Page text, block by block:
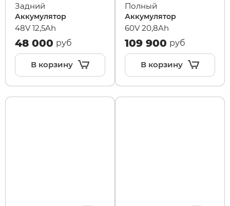
White
Задний
Аккумулятор
48V 12,5Ah
48 000 руб
В корзину
Полный
Аккумулятор
60V 20,8Ah
109 900 руб
В корзину